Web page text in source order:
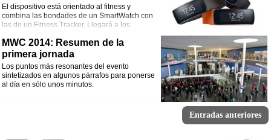
El dispositivo está orientado al fitness y
combina las bondades de un SmartWatch con
las de un Fitness Tracker. Llegará a los
MWC 2014: Resumen de la
primera jornada
Los puntos más resonantes del evento
sintetizados en algunos párrafos para ponerse
al día en sólo unos minutos.
Entradas anteriores